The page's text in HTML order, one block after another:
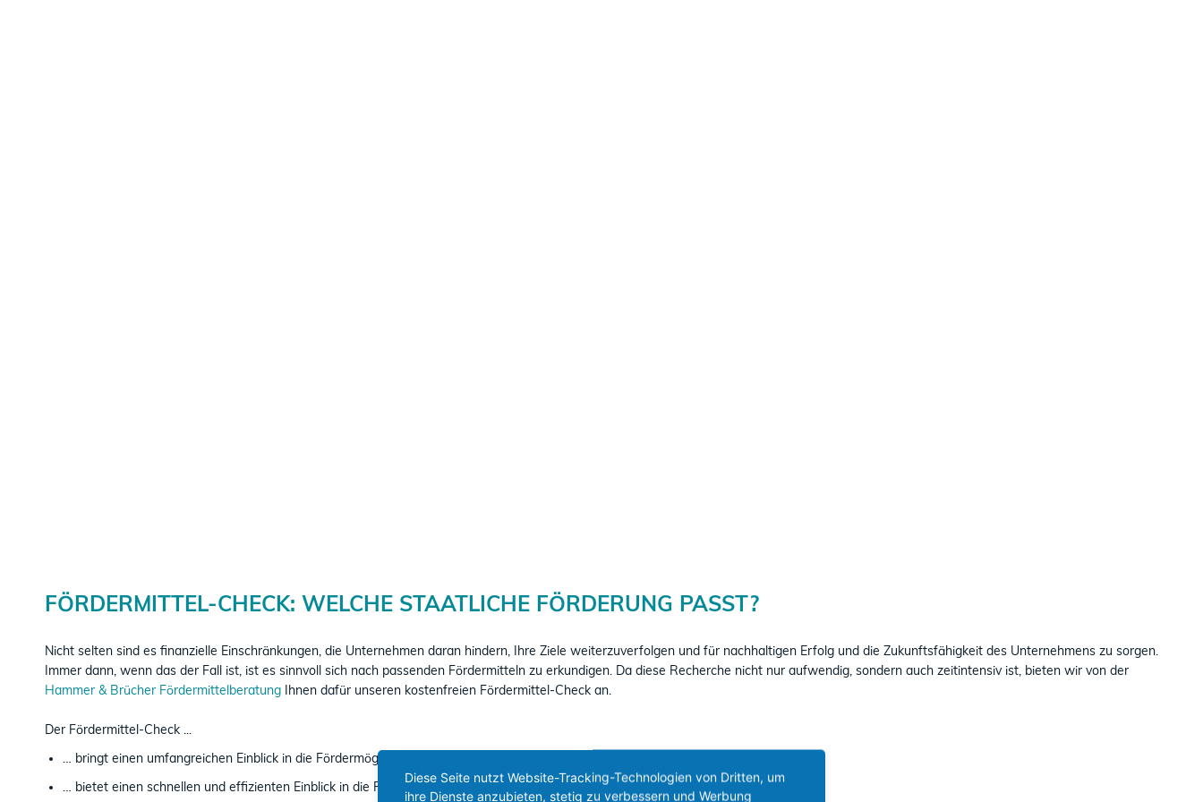
​FÖRDERMITTEL-CHECK: WELCHE ​STAATLICHE FÖRDERUNG PASST?
Nicht selten sind es finanzielle Einschränkungen, die Unternehmen daran hindern, Ihre Ziele weiterzuverfolgen und für nachhaltigen Erfolg und die Zukunftsfähigkeit des Unternehmens zu sorgen.
Immer dann, wenn das der Fall ist, ist es sinnvoll sich nach passenden Fördermitteln zu erkundigen. Da diese Recherche nicht nur aufwendig, sondern auch zeitintensiv ist, bieten wir von der
Hammer & Brücher Fördermittelberatung Ihnen dafür unseren kostenfreien Fördermittel-Check an.
Der Fördermittel-Check ...
… bringt einen umfangreichen Einblick in die Fördermöglichkeiten Ihres Unternehmens.
… bietet einen schnellen und effizienten Einblick in die Fördermittelwelt.
Diese Seite nutzt Website-Tracking-Technologien von Dritten, um
ihre Dienste anzubieten, stetig zu verbessern und Werbung